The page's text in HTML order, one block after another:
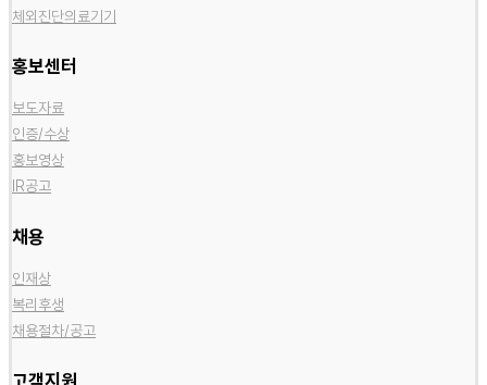
체외진단의료기기
홍보센터
보도자료
인증/수상
홍보영상
IR공고
채용
인재상
복리후생
채용절차/공고